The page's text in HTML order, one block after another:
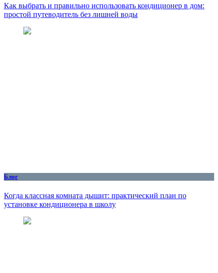
Как выбрать и правильно использовать кондиционер в дом:
простой путеводитель без лишней воды
Блог
Когда классная комната дышит: практический план по
установке кондиционера в школу